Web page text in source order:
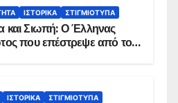
ΙΣΤΟΡΙΚΆ ΣΤΙΓΜΙΌΤΥΠΑ
και Σιωπή: Ο Έλληνας
που επέστρεψε από το
ΙΣΤΟΡΙΚΆ ΣΤΙΓΜΙΌΤΥΠΑ